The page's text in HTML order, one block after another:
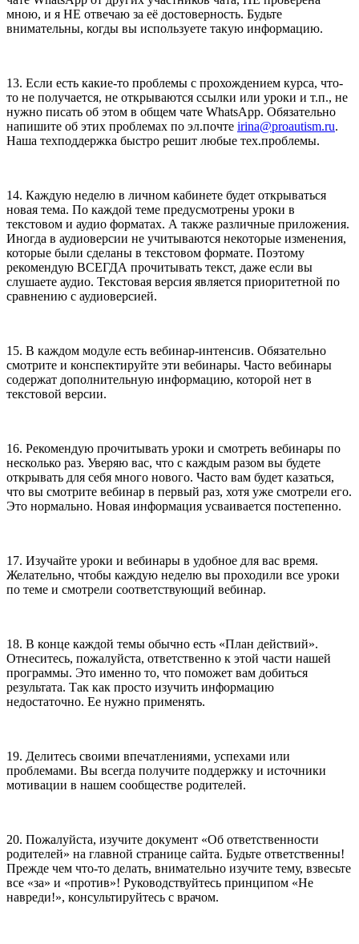
мною, и я НЕ отвечаю за её достоверность. Будьте
внимательны, когды вы используете такую информацию.
13. Если есть какие-то проблемы с прохождением курса, что-
то не получается, не открываются ссылки или уроки и т.п., не
нужно писать об этом в общем чате WhatsApp. Обязательно
напишите об этих проблемах по эл.почте irina@proautism.ru.
Наша техподдержка быстро решит любые тех.проблемы.
14. Каждую неделю в личном кабинете будет открываться
новая тема. По каждой теме предусмотрены уроки в
текстовом и аудио форматах. А также различные приложения.
Иногда в аудиоверсии не учитываются некоторые изменения,
которые были сделаны в текстовом формате. Поэтому
рекомендую ВСЕГДА прочитывать текст, даже если вы
слушаете аудио. Текстовая версия является приоритетной по
сравнению с аудиоверсией.
15. В каждом модуле есть вебинар-интенсив. Обязательно
смотрите и конспектируйте эти вебинары. Часто вебинары
содержат дополнительную информацию, которой нет в
текстовой версии.
16. Рекомендую прочитывать уроки и смотреть вебинары по
несколько раз. Уверяю вас, что с каждым разом вы будете
открывать для себя много нового. Часто вам будет казаться,
что вы смотрите вебинар в первый раз, хотя уже смотрели его.
Это нормально. Новая информация усваивается постепенно.
17. Изучайте уроки и вебинары в удобное для вас время.
Желательно, чтобы каждую неделю вы проходили все уроки
по теме и смотрели соответствующий вебинар.
18. В конце каждой темы обычно есть «План действий».
Отнеситесь, пожалуйста, ответственно к этой части нашей
программы. Это именно то, что поможет вам добиться
результата. Так как просто изучить информацию
недостаточно. Ее нужно применять.
19. Делитесь своими впечатлениями, успехами или
проблемами. Вы всегда получите поддержку и источники
мотивации в нашем сообществе родителей.
20. Пожалуйста, изучите документ «Об ответственности
родителей» на главной странице сайта. Будьте ответственны!
Прежде чем что-то делать, внимательно изучите тему, взвесьте
все «за» и «против»! Руководствуйтесь принципом «Не
навреди!», консультируйтесь с врачом.